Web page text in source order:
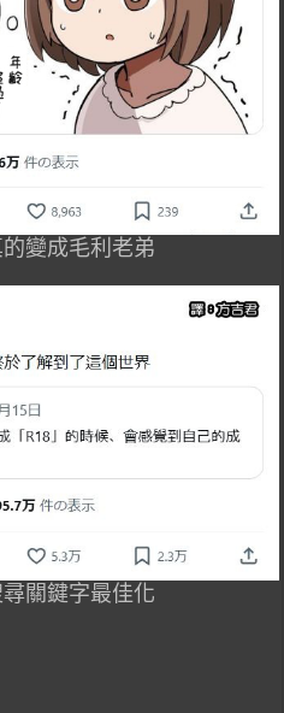
變成毛利老弟
關鍵字最佳化